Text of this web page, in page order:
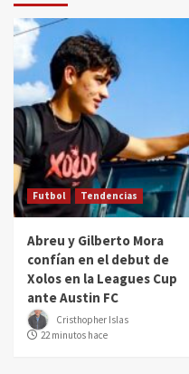
Futbol Tendencias
Abreu y Gilberto Mora
confían en el debut de
Xolos en la Leagues Cup
ante Austin FC
Cristhopher Islas
22 minutos hace